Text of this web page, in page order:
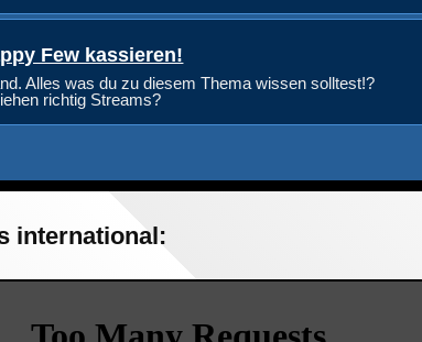
Few kassieren!
Alles was du zu diesem Thema wissen solltest!?
richtig Streams?
international: